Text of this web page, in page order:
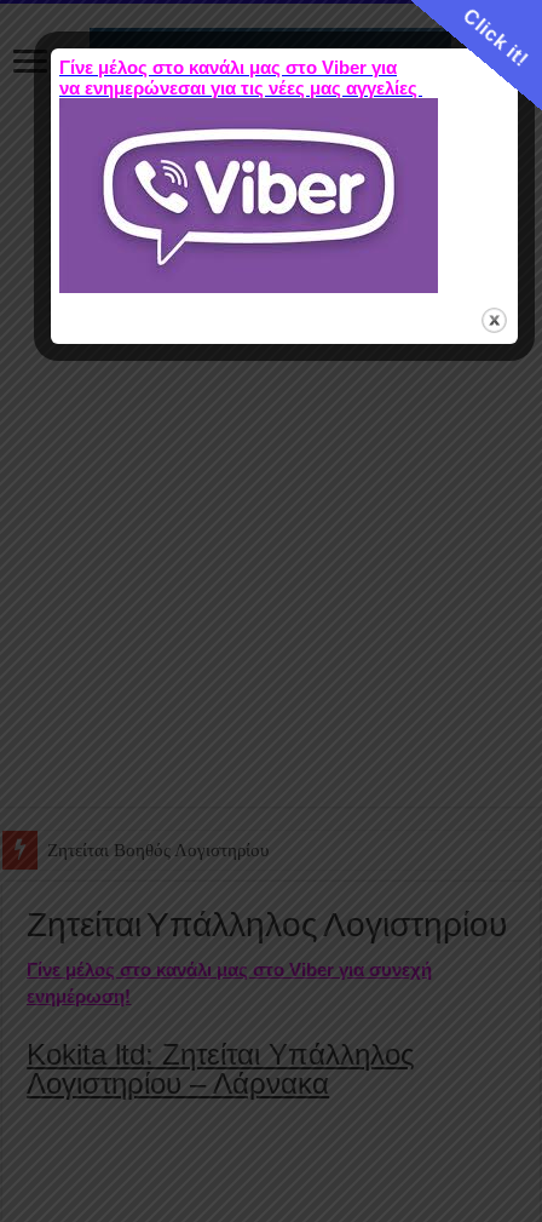
Ζητείται Υπάλληλος για γέμισμα και ανεφοδιασμό αυτόματων
Ζητείται Υπάλληλος Λογιστηρίου
Γίνε μέλος στο κανάλι μας στο Viber για συνεχή
ενημέρωση!
Kokita ltd: Ζητείται Υπάλληλος
Λογιστηρίου – Λάρνακα
Click it!
Γίνε μέλος στο κανάλι μας στο Viber για
να ενημερώνεσαι για τις νέες μας αγγελίες